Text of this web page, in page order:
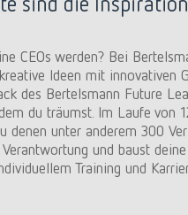
CEOs werden? Bei
Ideen mit innovativen
des Bertelsmann Future
du träumst. Im Laufe von
denen unter anderem 300
und baust
Training und